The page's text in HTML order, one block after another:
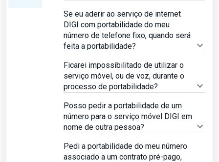
Se eu aderir ao serviço de internet
DIGI com portabilidade do meu
número de telefone fixo, quando será
feita a portabilidade?
Ficarei impossibilitado de utilizar o
serviço móvel, ou de voz, durante o
processo de portabilidade?
Posso pedir a portabilidade de um
número para o serviço móvel DIGI em
nome de outra pessoa?
Pedi a portabilidade do meu número
associado a um contrato pré-pago,